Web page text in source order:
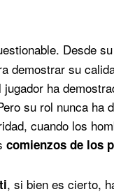
Desde
demostrar su
ha
su rol nunca ha
cuando los
comienzos de los
, si bien es cierto,